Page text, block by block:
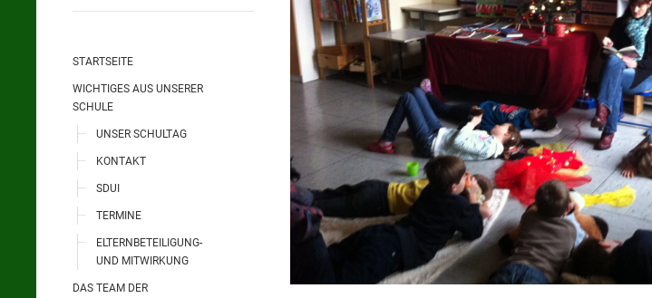
STARTSEITE
WICHTIGES AUS UNSERER
SCHULE
UNSER SCHULTAG
KONTAKT
SDUI
TERMINE
ELTERNBETEILIGUNG-
UND MITWIRKUNG
DAS TEAM DER